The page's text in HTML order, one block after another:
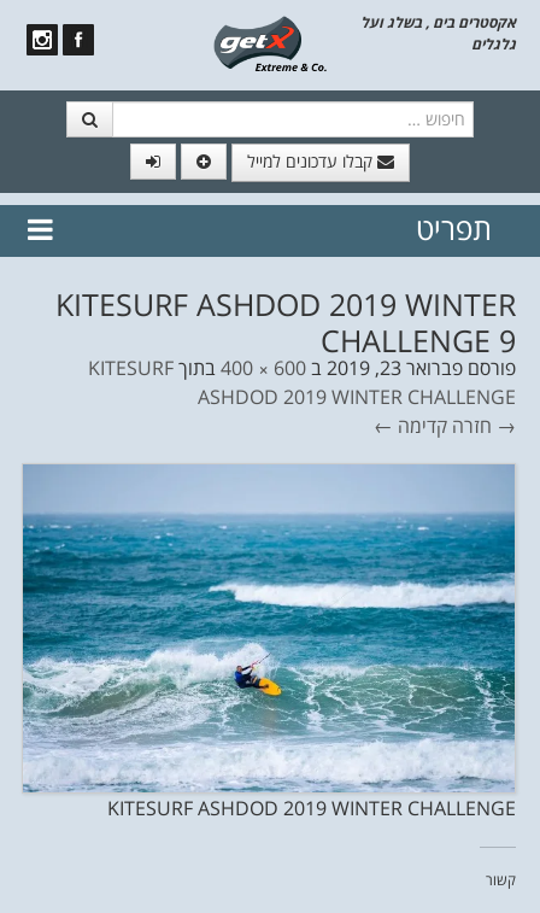
אקסטרים בים , בשלג ועל
גלגלים
קבלו עדכונים למייל
// הצטרף לרשימת תפוצה!
נשמח
תפריט
KITESURF ASHDOD 2019 WINTER
CHALLENGE 9
פורסם פברואר 23, 2019 ב600 × 400 בתוךKITESURF
ASHDOD 2019 WINTER CHALLENGE
→ חזרה קדימה ←
KITESURF ASHDOD 2019 WINTER CHALLENGE
קשור